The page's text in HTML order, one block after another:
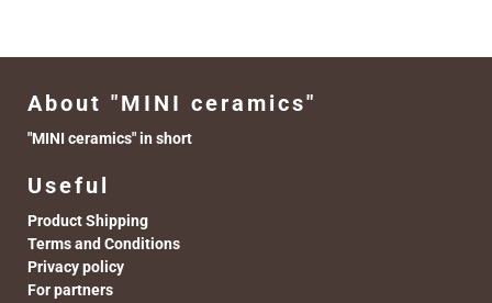
About "MINI ceramics"
"MINI ceramics" in short
Useful
Product Shipping
Terms and Conditions
Privacy policy
For partners